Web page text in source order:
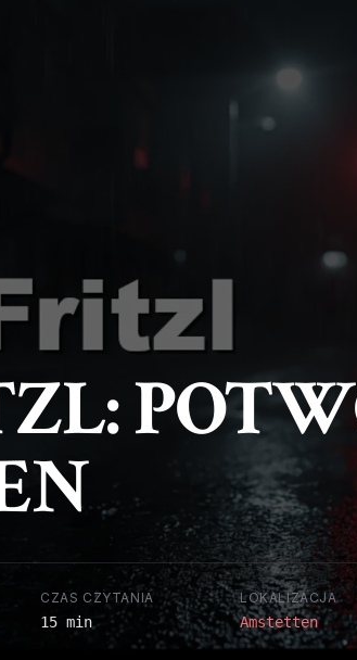
CZAS CZYTANIA
15 min
LOKALIZACJA
Amstetten